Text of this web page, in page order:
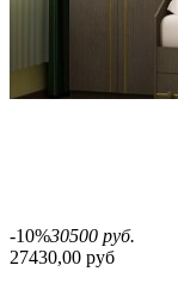
-10%30500 руб.
27430,00 руб